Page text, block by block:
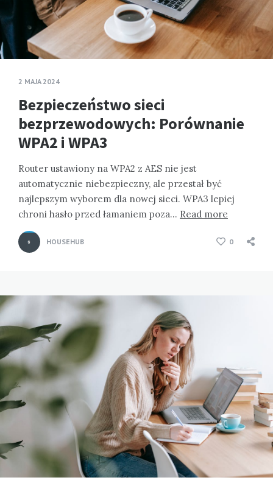
2 MAJA 2024
Bezpieczeństwo sieci
bezprzewodowych: Porównanie
WPA2 i WPA3
Router ustawiony na WPA2 z AES nie jest
automatycznie niebezpieczny, ale przestał być
najlepszym wyborem dla nowej sieci. WPA3 lepiej
chroni hasło przed łamaniem poza… Read more
HOUSEHUB 0